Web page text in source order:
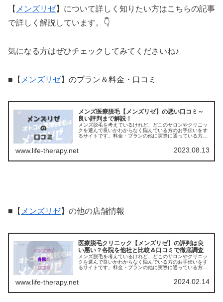
【 メンズリゼ】について詳しく知りたい方はこちらの記事
で詳しく解説しています。👇
気になる方はぜひチェックしてみてくださいね♪
■【 メンズリゼ】のプラン＆料金・口コミ
メンズ医療脱毛【メンズリゼ】の悪い口コミ～
良い評判まで解説！
メンズ脱毛を考えているけれど、どこのサロンやクリニッ
クを選んで良いかわからなく悩んでいる方のお手伝いをす
るサイトです。料金・プランの他に実際に通っている方の
www.life-therapy.net 2023.08.13
■【 メンズリゼ】の他の店舗情報
医療脱毛クリニック【メンズリゼ】の評判は良
い悪い？各院を他社と比較＆口コミで徹底調査
メンズ脱毛を考えているけれど、どこのサロンやクリニッ
クを選んで良いかわからなく悩んでいる方のお手伝いをす
るサイトです。料金・プランの他に実際に通っている方の
www.life-therapy.net 2024.02.14